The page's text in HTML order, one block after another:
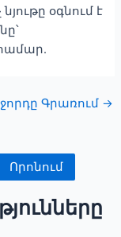
օգնում է
Գրառում →
Որոնում